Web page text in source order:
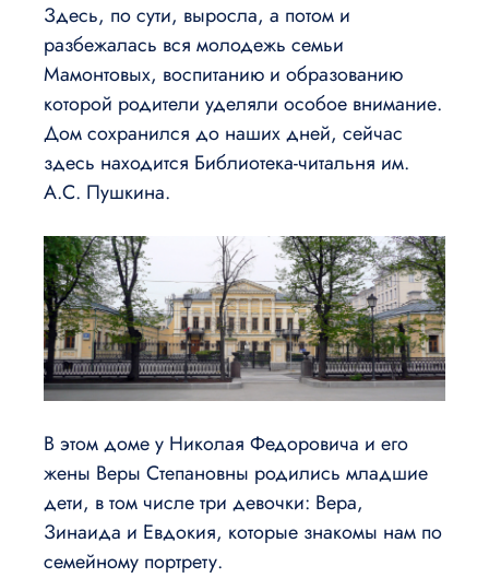
Здесь, по сути, выросла, а потом и
разбежалась вся молодежь семьи
Мамонтовых, воспитанию и образованию
которой родители уделяли особое внимание.
Дом сохранился до наших дней, сейчас
здесь находится Библиотека-читальня им.
А.С. Пушкина.
В этом доме у Николая Федоровича и его
жены Веры Степановны родились младшие
дети, в том числе три девочки: Вера,
Зинаида и Евдокия, которые знакомы нам по
семейному портрету.